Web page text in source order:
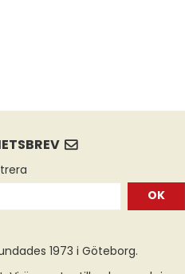
OK
1973 i Göteborg.